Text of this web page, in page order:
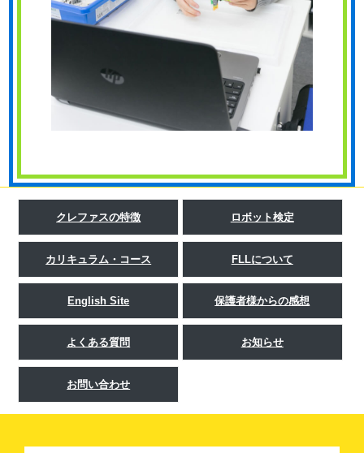
クレファスの特徴 ロボット検定
カリキュラム・コース FLLについて
English Site 保護者様からの感想
よくある質問 お知らせ
お問い合わせ